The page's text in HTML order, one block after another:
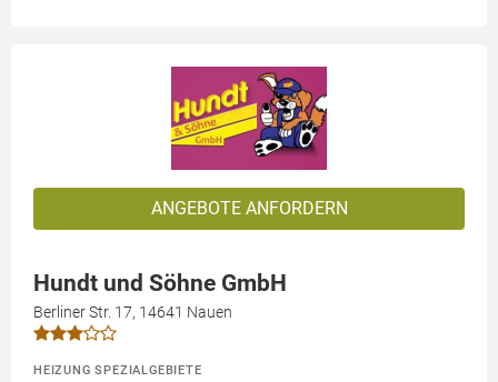
ANGEBOTE ANFORDERN
Hundt und Söhne GmbH
Berliner Str. 17, 14641 Nauen
HEIZUNG SPEZIALGEBIETE